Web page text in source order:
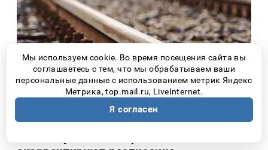
Мы используем cookie. Во время посещения сайта вы
соглашаетесь с тем, что мы обрабатываем ваши
персональные данные с использованием метрик Яндекс
Метрика, top.mail.ru, LiveInternet.
Я согласен